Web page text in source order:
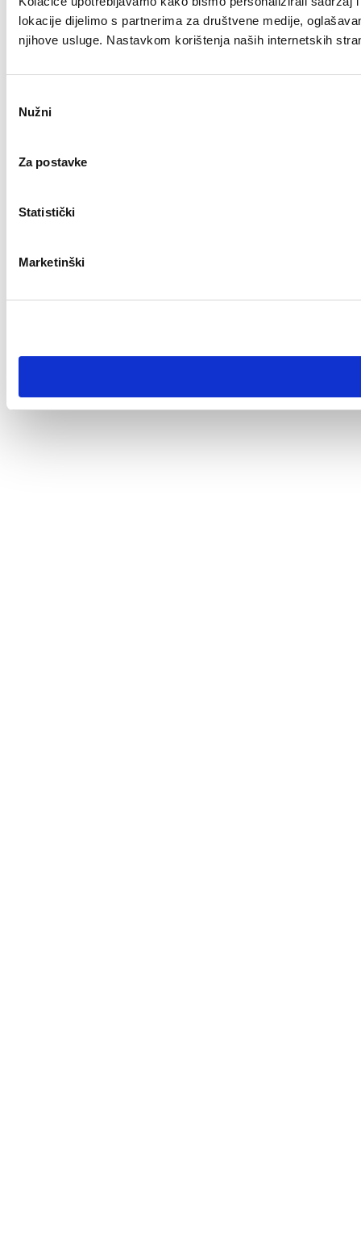
lokacije dijelimo s partnerima za društvene medije,
njihove usluge. Nastavkom korištenja naših internetskih
pristanka
Nužni
Za postavke
Statistički
Marketinški